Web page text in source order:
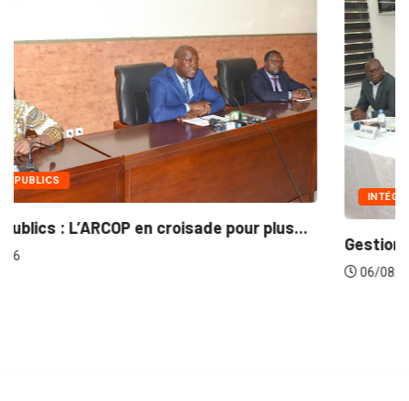
Gestion concertée et durable du Bassin du...